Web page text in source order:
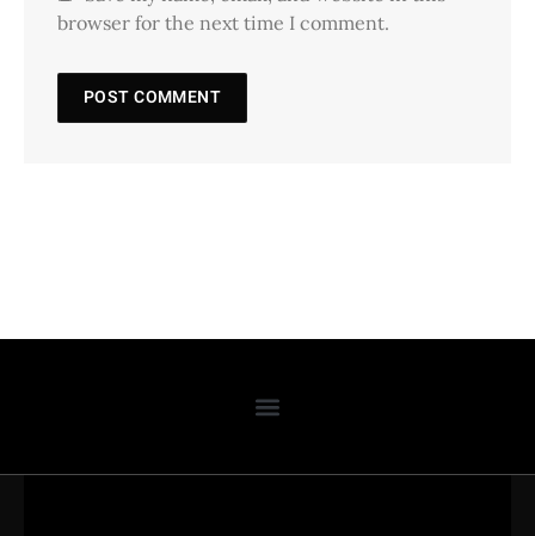
browser for the next time I comment.